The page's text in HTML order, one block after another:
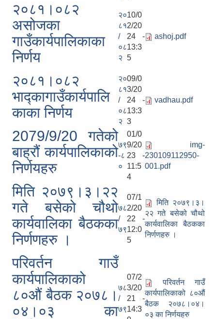
२०८१।०८२
असोजका
गाउँकार्यपालिकाका
निर्णय
२०
८१
/
०८
२
10/0
2/20
24 -
13:3
5
ashoj.pdf
२०८१।०८२
भाद्कागाउँकार्यपालि
काका निर्णय
२०
८१
/
०८
२
09/0
3/20
24 -
13:3
3
vadhau.pdf
2079/9/20 गतेको
बाह्रौं कार्यपालिकाको
निर्णयहरु
७९
-८
०
01/0
9/20
23 -
11:5
4
img-
230109112950-
001.pdf
मिति २०७९।३।२२
गते बसेको चौथो
कार्यवालिका बैठकका
निर्णणहरु ।
७८
/
७९
07/1
2/20
22 -
12:0
5
मिति २०७९।३।
२२ गते बसेको चौथो
कार्यवालिका बैठकका
निर्णणहरु ।
परिवर्तन गाउँ
कार्यपालिकाको
८०औं बैठक २०७८।
०४।०३ का
७८
/
७९
07/2
3/20
21 -
14:3
परिवर्तन गाउँ
कार्यपालिकाको ८०औं
बैठक २०७८।०४।
०३ का निर्णयहरु